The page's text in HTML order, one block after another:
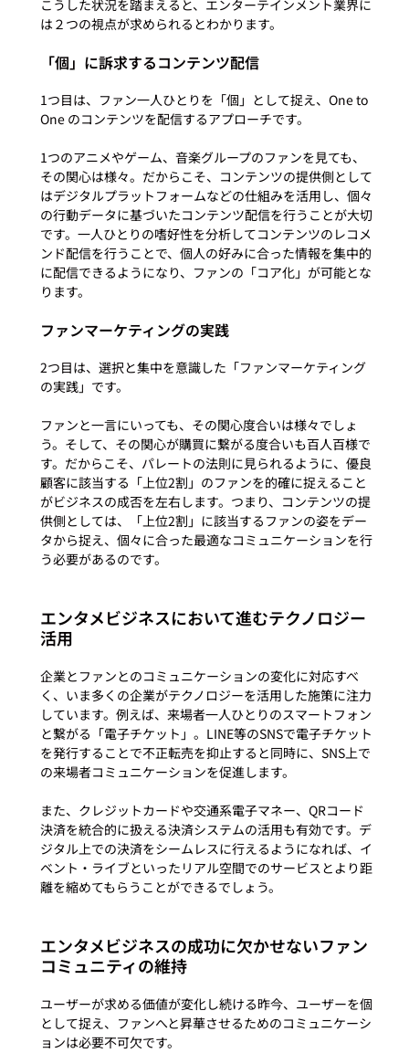
こうした状況を踏まえると、エンターテインメント業界に
「個」に訴求するコンテンツ配信
1つ目は、ファン一人ひとりを「個」として捉え、One to
One のコンテンツを配信するアプローチです。
1つのアニメやゲーム、音楽グループのファンを見ても、
その関心は様々。だからこそ、コンテンツの提供側として
はデジタルプラットフォームなどの仕組みを活用し、個々
の行動データに基づいたコンテンツ配信を行うことが大切
です。一人ひとりの嗜好性を分析してコンテンツのレコメ
ンド配信を行うことで、個人の好みに合った情報を集中的
に配信できるようになり、ファンの「コア化」が可能とな
ファンマーケティングの実践
2つ目は、選択と集中を意識した「ファンマーケティング
の実践」です。
ファンと一言にいっても、その関心度合いは様々でしょ
う。そして、その関心が購買に繋がる度合いも百人百様で
す。だからこそ、パレートの法則に見られるように、優良
顧客に該当する「上位2割」のファンを的確に捉えること
がビジネスの成否を左右します。つまり、コンテンツの提
供側としては、「上位2割」に該当するファンの姿をデー
タから捉え、個々に合った最適なコミュニケーションを行
エンタメビジネスにおいて進むテクノロジー
活用
企業とファンとのコミュニケーションの変化に対応すべ
く、いま多くの企業がテクノロジーを活用した施策に注力
しています。例えば、来場者一人ひとりのスマートフォン
と繋がる「電子チケット」。LINE等のSNSで電子チケット
を発行することで不正転売を抑止すると同時に、SNS上で
の来場者コミュニケーションを促進します。
また、クレジットカードや交通系電子マネー、QRコード
決済を統合的に扱える決済システムの活用も有効です。デ
ジタル上での決済をシームレスに行えるようになれば、イ
ベント・ライブといったリアル空間でのサービスとより距
エンタメビジネスの成功に欠かせないファン
コミュニティの維持
ユーザーが求める価値が変化し続ける昨今、ユーザーを個
として捉え、ファンへと昇華させるためのコミュニケーシ
ョンは必要不可欠です。